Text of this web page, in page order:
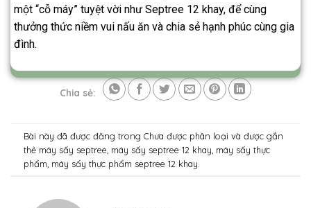
một “cỗ máy” tuyệt vời như Septree 12 khay, để cùng
thưởng thức niềm vui nấu ăn và chia sẻ hạnh phúc cùng gia
đình.
Chia sẻ:
Bài này đã được đăng trongChưa được phân loại và được gắn
thẻ máy sấy septree máy sấy septree 12 khay máy sấy thực
phẩm máy sấy thực phẩm septree 12 khay